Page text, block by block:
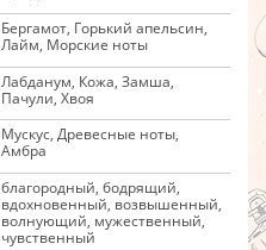
Бергамот, Горький апельсин,
Лайм, Морские ноты
Лабданум, Кожа, Замша,
Пачули, Хвоя
Мускус, Древесные ноты,
Амбра
благородный, бодрящий,
вдохновенный, возвышенный,
волнующий, мужественный,
чувственный